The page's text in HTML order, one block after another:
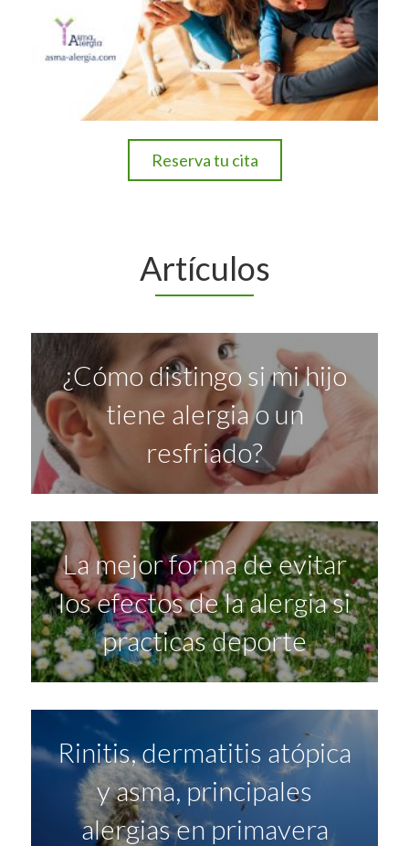
Reserva tu cita
Artículos
¿Cómo distingo si mi hijo
tiene alergia o un
resfriado?
La mejor forma de evitar
los efectos de la alergia si
practicas deporte
Rinitis, dermatitis atópica
y asma, principales
alergias en primavera